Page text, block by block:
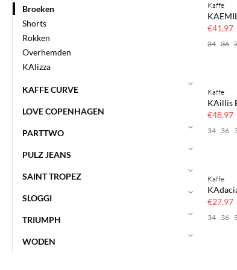
Broeken
Shorts
Rokken
Overhemden
KAlizza
KAFFE CURVE
LOVE COPENHAGEN
PARTTWO
PULZ JEANS
SAINT TROPEZ
SLOGGI
TRIUMPH
WODEN
SAVE20
Kaffe
€41,97
34 36
SAVE20
Kaffe
KAillis
€48,97
34 36
SAVE20
Kaffe
€27,97
34 36